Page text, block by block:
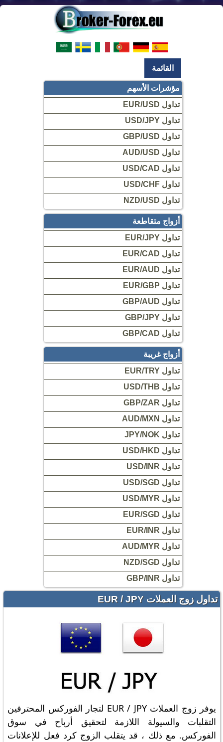
القائمة
مؤشرات الأسهم
تداول EUR/USD
تداول USD/JPY
تداول GBP/USD
تداول AUD/USD
تداول USD/CAD
تداول USD/CHF
تداول NZD/USD
أزواج متقاطعة
تداول EUR/JPY
تداول EUR/CAD
تداول EUR/AUD
تداول EUR/GBP
تداول GBP/AUD
تداول GBP/JPY
تداول GBP/CAD
أزواج غريبة
تداول EUR/TRY
تداول USD/THB
تداول GBP/ZAR
تداول AUD/MXN
تداول JPY/NOK
تداول USD/HKD
تداول USD/INR
تداول USD/SGD
تداول USD/MYR
تداول EUR/SGD
تداول EUR/INR
تداول AUD/MYR
تداول NZD/SGD
تداول GBP/INR
تداول زوج العملات EUR / JPY
يوفر زوج العملات EUR / JPY لتجار الفوركس المحترفين
التقلبات والسيولة اللازمة لتحقيق أرباح في سوق
الفوركس. مع ذلك ، قد يتقلب الزوج كرد فعل للإعلانات